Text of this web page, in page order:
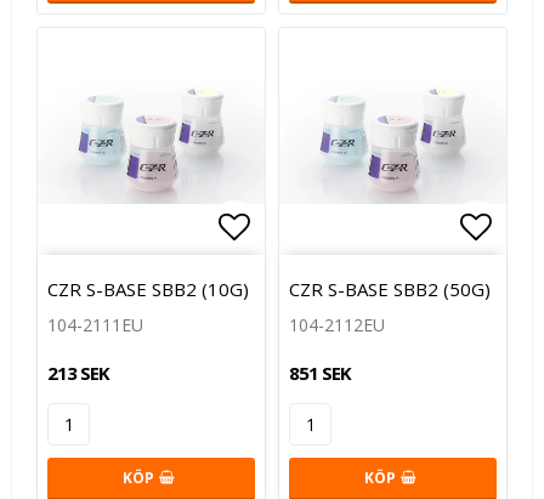
Lägg till i favoritlistan
CZR S-BASE SBB2 (10G)
104-2111EU
213 SEK
KÖP
CZR S-BASE SBB2 (50G)
104-2112EU
851 SEK
KÖP